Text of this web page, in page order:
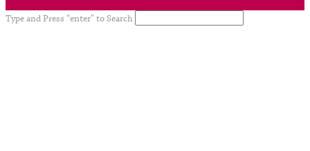
Type and Press “enter” to Search